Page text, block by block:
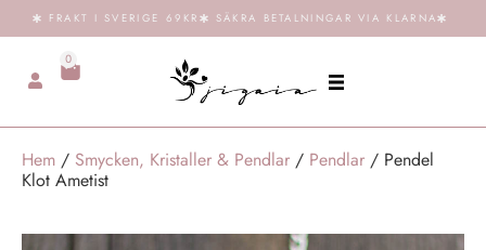
FRAKT I SVERIGE 69KR SÄKRA BETALNINGAR VIA KLARNA
0
Hem / Smycken, Kristaller & Pendlar / Pendlar / Pendel
Klot Ametist